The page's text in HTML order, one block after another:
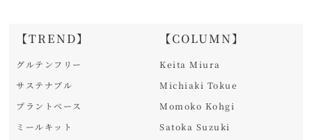
【TREND】
グルテンフリー
サステナブル
プラントベース
ミールキット
【COLUMN】
Keita Miura
Michiaki Tokue
Momoko Kohgi
Satoka Suzuki